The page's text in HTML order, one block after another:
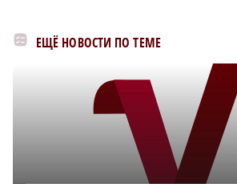
ЕЩЁ НОВОСТИ ПО ТЕМЕ